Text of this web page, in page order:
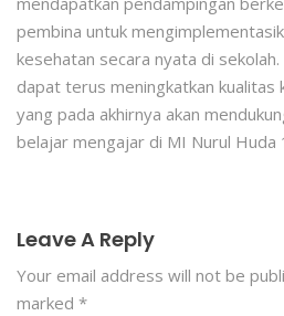
pembina untuk
kesehatan secara nyata di sekolah
dapat terus meningkatkan kualitas
yang pada akhirnya akan
belajar mengajar di MI Nurul Huda
Leave A Reply
Your email address will not be
marked *